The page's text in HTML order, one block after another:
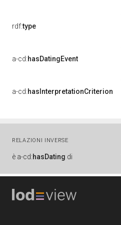
rdf:type
a-cd:hasDatingEvent
a-cd:hasInterpretationCriterion
RELAZIONI INVERSE
è a-cd:hasDating di